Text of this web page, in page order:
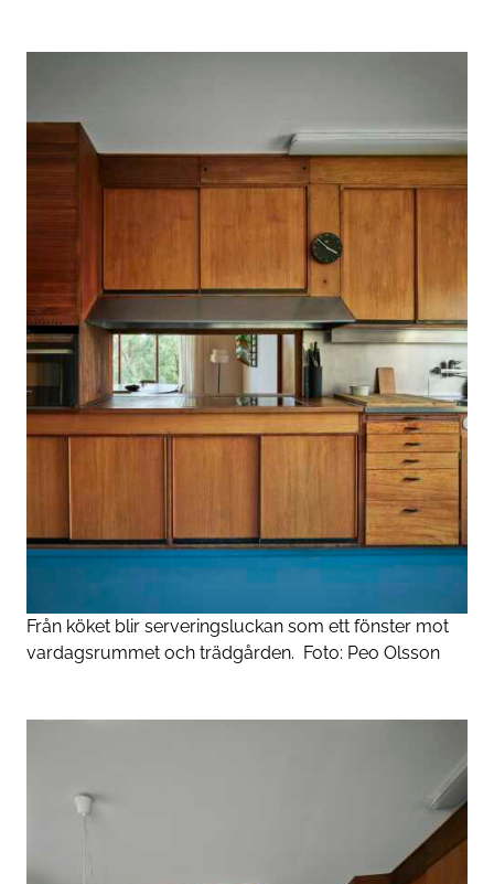
Från köket blir serveringsluckan som ett fönster mot
vardagsrummet och trädgården. Foto: Peo Olsson